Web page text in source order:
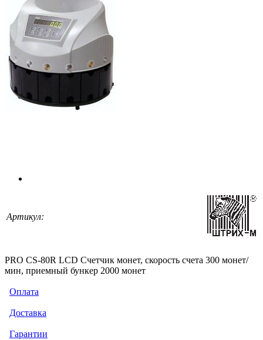
Артикул:
PRO CS-80R LCD Счетчик монет, скорость счета 300 монет/
мин, приемный бункер 2000 монет
Оплата
Доставка
Гарантии